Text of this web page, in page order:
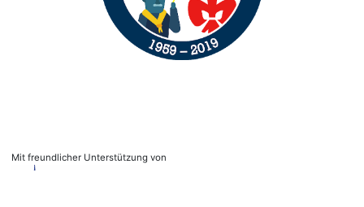
Mit freundlicher Unterstützung von